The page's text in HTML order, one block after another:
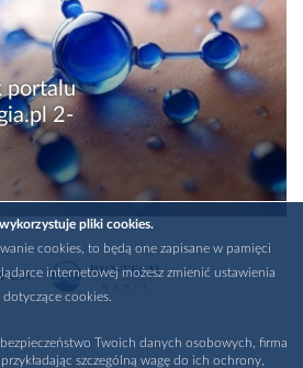
portalu
2-
pliki cookies.
cookies, to będą one zapisane w pamięci
internetowej możesz zmienić ustawienia
dotyczące cookies.
Twoich danych osobowych, firma
szczególną wagę do ich ochrony,